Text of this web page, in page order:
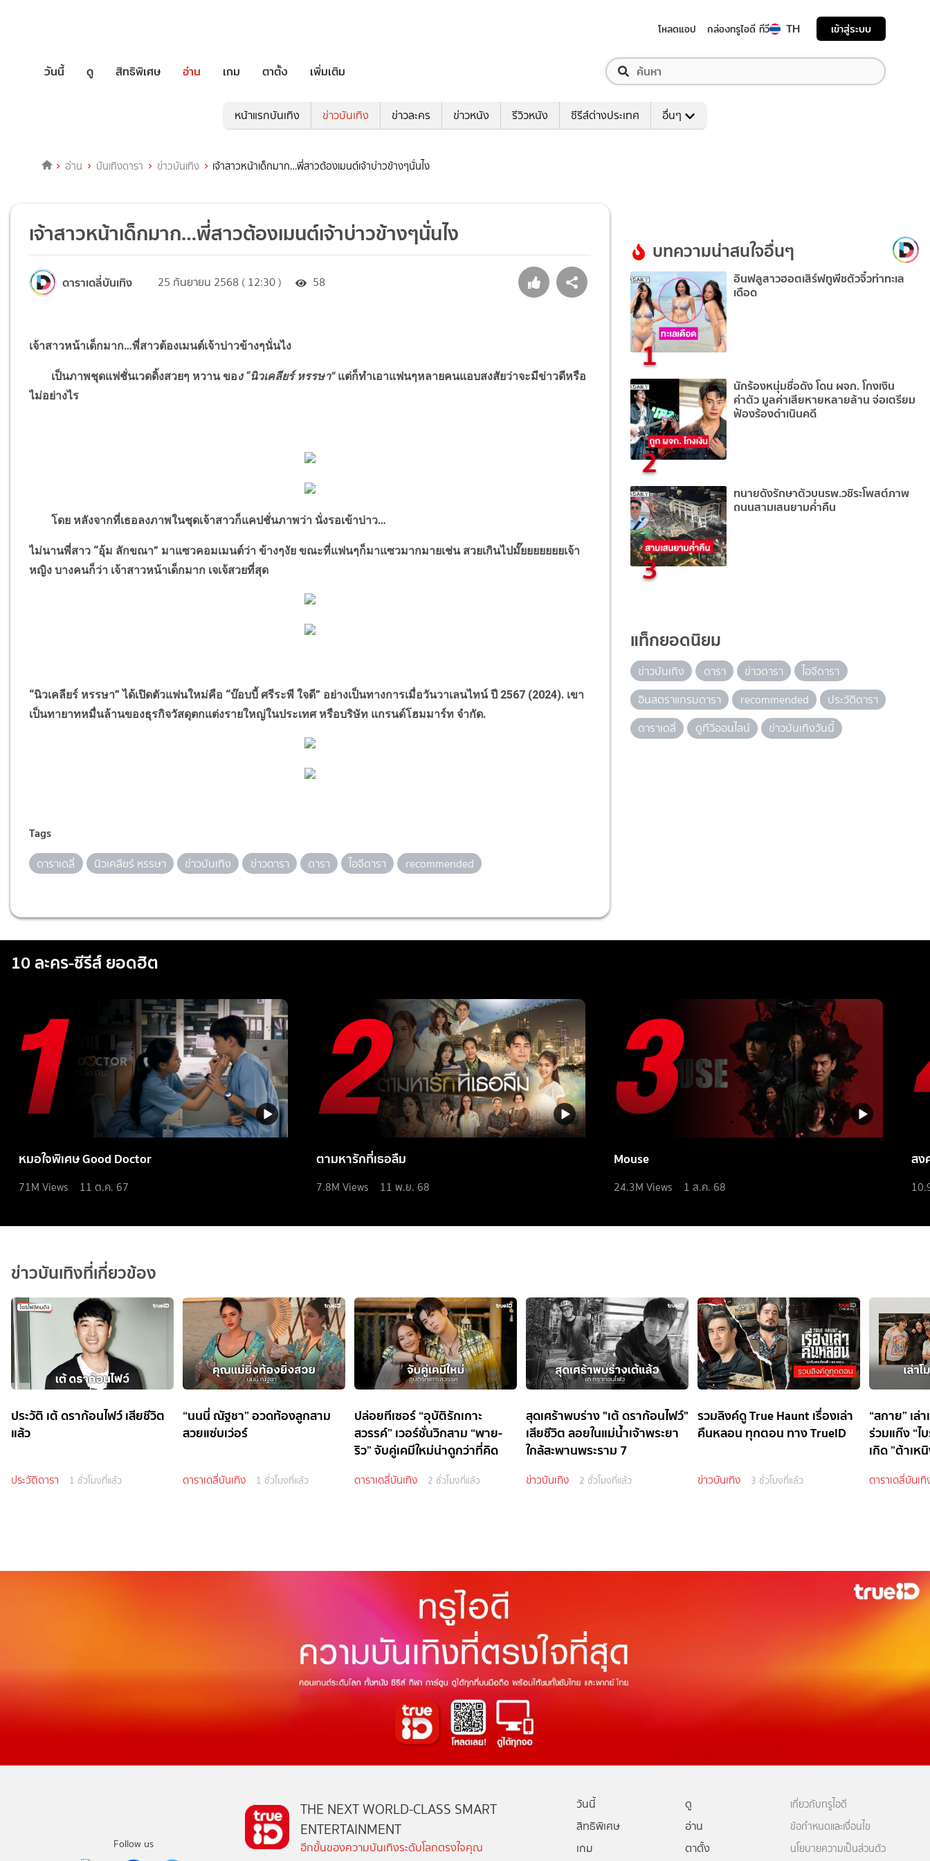
โหลดแอป กล่องทรูไอดี ทีวี TH เข้าสู่ระบบ
วันนี้ ดู สิทธิพิเศษ อ่าน เกม ตาตั้ง เพิ่มเติม
หน้าแรกบันเทิง ข่าวบันเทิง ข่าวละคร ข่าวหนัง รีวิวหนัง ซีรีส์ต่างประเทศ อื่นๆ
อ่าน บันเทิงดารา ข่าวบันเทิง เจ้าสาวหน้าเด็กมาก…พี่สาวต้องเมนต์เจ้าบ่าวข้างๆนั่นไง
เจ้าสาวหน้าเด็กมาก…พี่สาวต้องเมนต์เจ้าบ่าวข้างๆนั่นไง
ดาราเดลี่บันเทิง 25 กันยายน 2568 ( 12:30 ) 58
เจ้าสาวหน้าเด็กมาก…พี่สาวต้องเมนต์เจ้าบ่าวข้างๆนั่นไง
เป็นภาพชุดแฟชั่นเวดดิ้งสวยๆ หวาน ของ “นิวเคลียร์ หรรษา” แต่ก็ทำเอาแฟนๆหลายคนแอบสงสัยว่าจะมีข่าวดีหรือ
ไม่อย่างไร
โดย หลังจากที่เธอลงภาพในชุดเจ้าสาวก็แคปชั่นภาพว่า นั่งรอเข้าบ่าว…
ไม่นานพี่สาว “อุ้ม ลักขณา” มาแซวคอมเมนต์ว่า ข้างๆงัย ขณะที่แฟนๆก็มาแซวมากมายเช่น สวยเกินไปมั๊ยยยยยยยเจ้า
หญิง บางคนก็ว่า เจ้าสาวหน้าเด็กมาก เจเจ้สวยที่สุด
“นิวเคลียร์ หรรษา” ได้เปิดตัวแฟนใหม่คือ “บ๊อบบี้ ศรีระพี ใจดี” อย่างเป็นทางการเมื่อวันวาเลนไทน์ ปี 2567 (2024). เขา
เป็นทายาทหมื่นล้านของธุรกิจวัสดุตกแต่งรายใหญ่ในประเทศ หรือบริษัท แกรนด์โฮมมาร์ท จำกัด.
Tags
ดาราเดลี่ นิวเคลียร์ หรรษา ข่าวบันเทิง ข่าวดารา ดารา ไอจีดารา recommended
บทความน่าสนใจอื่นๆ
1
อินฟลูสาวฮอตเสิร์ฟทูพีชตัวจิ๋วทำทะเล
เดือด
2
นักร้องหนุ่มชื่อดัง โดน ผจก. โกงเงิน
ค่าตัว มูลค่าเสียหายหลายล้าน จ่อเตรียม
ฟ้องร้องดำเนินคดี
3
ทนายดังรักษาตัวบนรพ.วชิระโพสต์ภาพ
ถนนสามเสนยามค่ำคืน
แท็กยอดนิยม
ข่าวบันเทิง ดารา ข่าวดารา
ไอจีดารา
อินสตราแกรมดารา
recommended
ประวัติดารา
ดาราเดลี่
ดูทีวีออนไลน์ ข่าวบันเทิงวันนี้
10 ละคร-ซีรีส์ ยอดฮิต
หมอใจพิเศษ Good Doctor
71M Views 11 ต.ค. 67
ตามหารักที่เธอลืม
7.8M Views 11 พ.ย. 68
Mouse
24.3M Views 1 ส.ค. 68
สง
ข่าวบันเทิงที่เกี่ยวข้อง
ประวัติ เต้ ดราก้อนไฟว์ เสียชีวิต
แล้ว
ประวัติดารา 1 ชั่วโมงที่แล้ว
“นนนี่ ณัฐชา” อวดท้องลูกสาม
สวยแซ่บเว่อร์
ดาราเดลี่บันเทิง 1 ชั่วโมงที่แล้ว
ปล่อยทีเซอร์ “อุบัติรักเกาะ
สวรรค์” เวอร์ชั่นวิกสาม “พาย-
ริว” จับคู่เคมีใหม่น่าดูกว่าที่คิด
ดาราเดลี่บันเทิง 2 ชั่วโมงที่แล้ว
สุดเศร้าพบร่าง "เต้ ดราก้อนไฟว์"
เสียชีวิต ลอยในแม่น้ำเจ้าพระยา
ใกล้สะพานพระราม 7
ข่าวบันเทิง 2 ชั่วโมงที่แล้ว
รวมลิงค์ดู True Haunt เรื่องเล่า
คืนหลอน ทุกตอน ทาง TrueID
ข่าวบันเทิง 3 ชั่วโมงที่แล้ว
“สกาย” เล่
ร่วมแก๊ง “
เกิด ”ต้าเห
ดาราเดลี่บันเทิ
Follow us
THE NEXT WORLD-CLASS SMART
ENTERTAINMENT
อีกขั้นของความบันเทิงระดับโลกตรงใจคุณ
วันนี้
ดู
สิทธิพิเศษ
อ่าน
เกม
ตาตั้ง
เกี่ยวกับทรูไอดี
ข้อกำหนดและเงื่อนไข
นโยบายความเป็นส่วนตัว